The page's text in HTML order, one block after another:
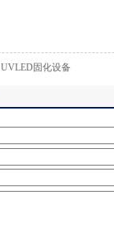
UVLED固化设备